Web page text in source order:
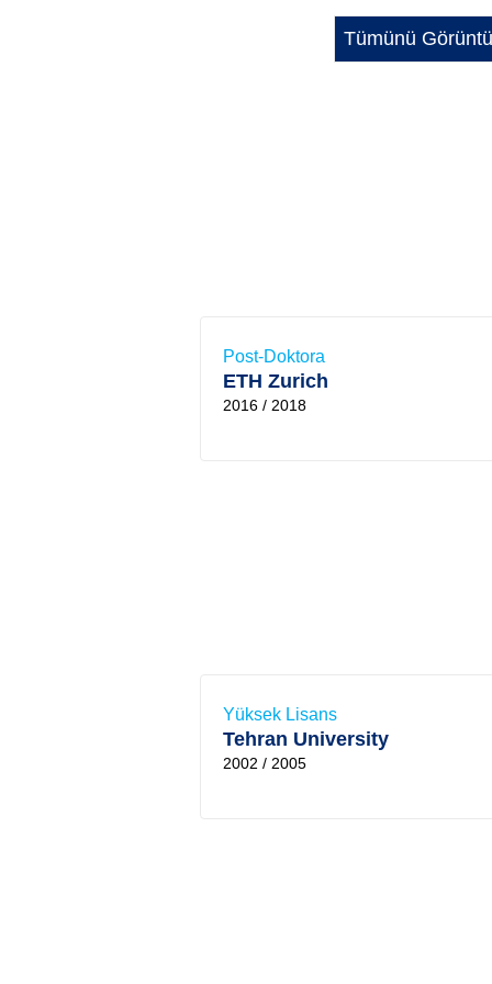
Tümünü
Post-Doktora
ETH Zurich
2016 / 2018
Yüksek Lisans
Tehran University
2002 / 2005